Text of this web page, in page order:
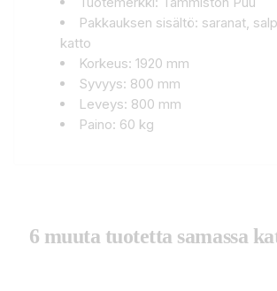
Pakkauksen sisältö: saranat,
katto
Korkeus: 1920 mm
Syvyys: 800 mm
Leveys: 800 mm
Paino: 60 kg
6 muuta tuotetta samassa